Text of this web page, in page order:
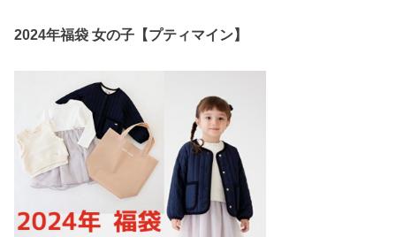
2024年福袋 女の子【プティマイン】